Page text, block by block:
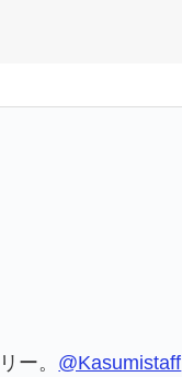
ー。 @Kasumistaff